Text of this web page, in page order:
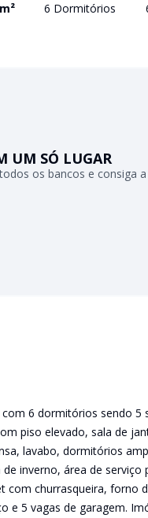
m² 6 Dormitórios
UM SÓ LUGAR
os bancos e consiga a
6 dormitórios sendo 5
piso elevado, sala de
lavabo, dormitórios
inverno, área de
com churrasqueira, forno
e 5 vagas de garagem.